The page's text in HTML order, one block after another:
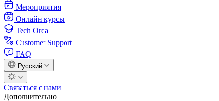
Мероприятия
Онлайн курсы
Tech Orda
Customer Support
FAQ
Русский
Связаться с нами
Дополнительно